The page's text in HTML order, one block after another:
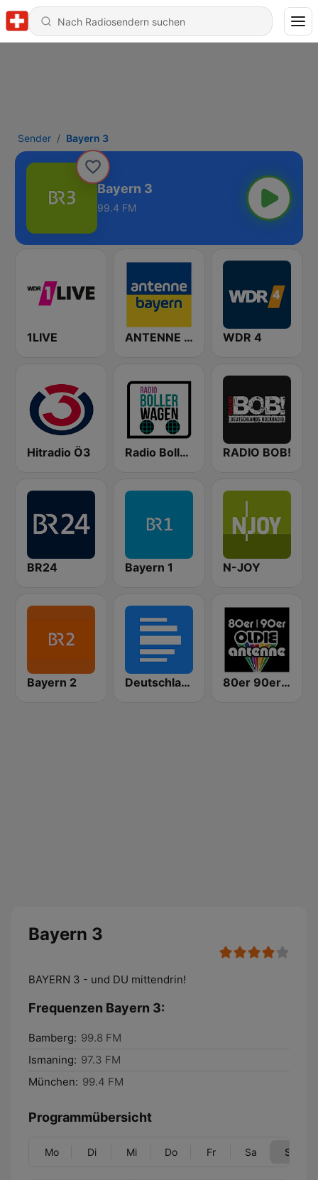
Sender Bayern 3
Bayern 3
99.4 FM
1LIVE ANTENNE BAYERN WDR 4
Hitradio Ö3 Radio Bollerwagen RADIO BOB!
BR24 Bayern 1 N-JOY
Bayern 2 Deutschlandfunk 80er 90er OLDIE ANTENNE
Bayern 3
BAYERN 3 - und DU mittendrin!
Frequenzen Bayern 3:
Bamberg: 99.8 FM
Ismaning: 97.3 FM
München: 99.4 FM
Programmübersicht
Mo Di Mi Do Fr Sa So